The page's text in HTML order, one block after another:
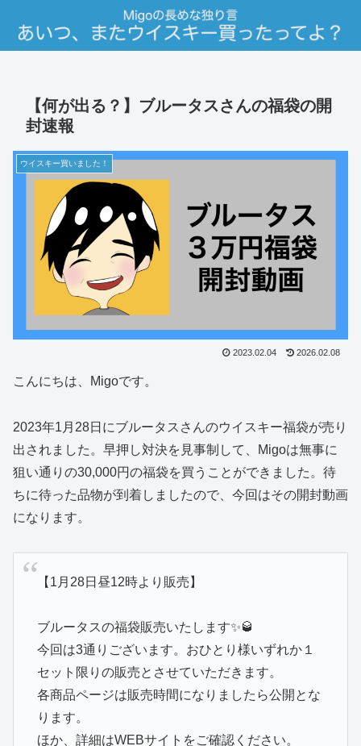
【何が出る？】ブルータスさんの福袋の開
封速報
ウイスキー買いました！
2023.02.04 2026.02.08
こんにちは、Migoです。
2023年1月28日にブルータスさんのウイスキー福袋が売り
出されました。早押し対決を見事制して、Migoは無事に
狙い通りの30,000円の福袋を買うことができました。待
ちに待った品物が到着しましたので、今回はその開封動画
になります。
【1月28日昼12時より販売】
ブルータスの福袋販売いたします✨🥃
今回は3通りございます。おひとり様いずれか１
セット限りの販売とさせていただきます。
各商品ページは販売時間になりましたら公開とな
ります。
ほか、詳細はWEBサイトをご確認ください。